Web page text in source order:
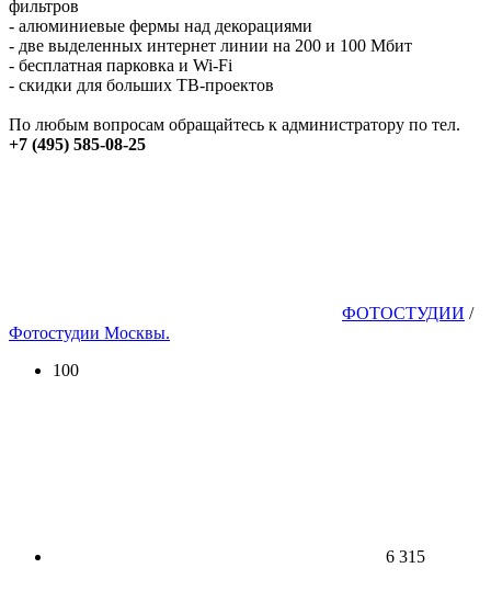
фильтров
- алюминиевые фермы над декорациями
- две выделенных интернет линии на 200 и 100 Мбит
- бесплатная парковка и Wi-Fi
- скидки для больших ТВ-проектов
По любым вопросам обращайтесь к администратору по тел.
+7 (495) 585-08-25
ФОТОСТУДИИ /
Фотостудии Москвы.
100
6 315